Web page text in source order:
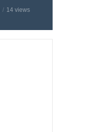
14 views